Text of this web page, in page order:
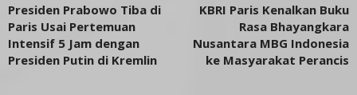
Presiden Prabowo Tiba di
Paris Usai Pertemuan
Intensif 5 Jam dengan
Presiden Putin di Kremlin
KBRI Paris Kenalkan Buku
Rasa Bhayangkara
Nusantara MBG Indonesia
ke Masyarakat Perancis